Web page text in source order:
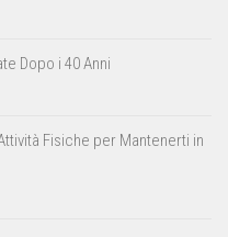
Dopo i 40 Anni
Fisiche per Mantenerti in